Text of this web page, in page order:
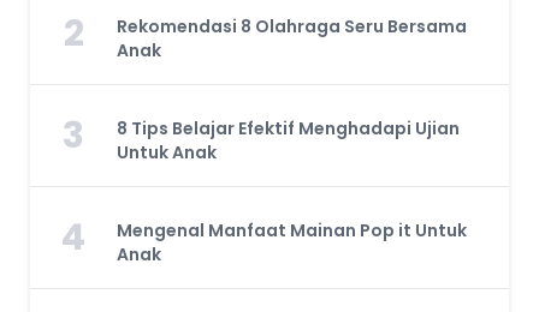
2
Rekomendasi 8 Olahraga Seru Bersama
Anak
3
8 Tips Belajar Efektif Menghadapi Ujian
Untuk Anak
4
Mengenal Manfaat Mainan Pop it Untuk
Anak